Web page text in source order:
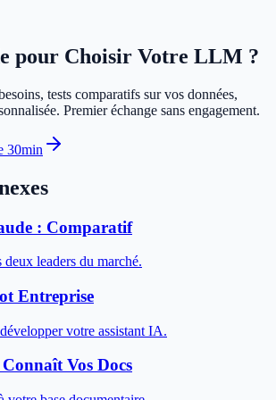
pour Choisir Votre LLM ?
tests comparatifs sur vos données,
Premier échange sans engagement.
30min
: Comparatif
leaders du marché.
Entreprise
votre assistant IA.
Vos Docs